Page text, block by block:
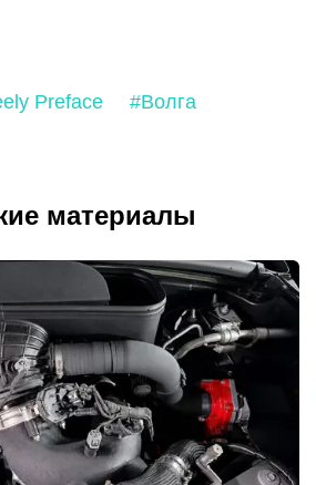
Preface #Волга
материалы